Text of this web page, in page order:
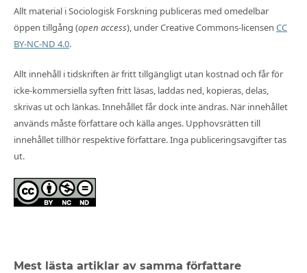
Allt material i Sociologisk Forskning publiceras med omedelbar
öppen tillgång (open access), under Creative Commons-licensen CC
BY-NC-ND 4.0.
Allt innehåll i tidskriften är fritt tillgängligt utan kostnad och får för
icke-kommersiella syften fritt läsas, laddas ned, kopieras, delas,
skrivas ut och länkas. Innehållet får dock inte ändras. När innehållet
används måste författare och källa anges. Upphovsrätten till
innehållet tillhör respektive författare. Inga publiceringsavgifter tas
ut.
Mest lästa artiklar av samma författare